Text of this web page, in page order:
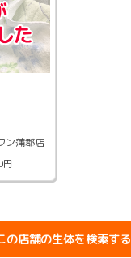
ン蒲郡店
の店舗の生体を検索する